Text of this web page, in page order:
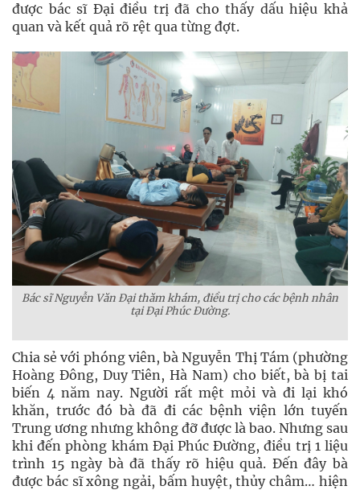
được bác sĩ Đại điều trị đã cho thấy dấu hiệu khả
quan và kết quả rõ rệt qua từng đợt.
Bác sĩ Nguyễn Văn Đại thăm khám, điều trị cho các bệnh nhân
tại Đại Phúc Đường.
Chia sẻ với phóng viên, bà Nguyễn Thị Tám (phường
Hoàng Đông, Duy Tiên, Hà Nam) cho biết, bà bị tai
biến 4 năm nay. Người rất mệt mỏi và đi lại khó
khăn, trước đó bà đã đi các bệnh viện lớn tuyến
Trung ương nhưng không đỡ được là bao. Nhưng sau
khi đến phòng khám Đại Phúc Đường, điều trị 1 liệu
trình 15 ngày bà đã thấy rõ hiệu quả. Đến đây bà
được bác sĩ xông ngải, bấm huyệt, thủy châm… hiện